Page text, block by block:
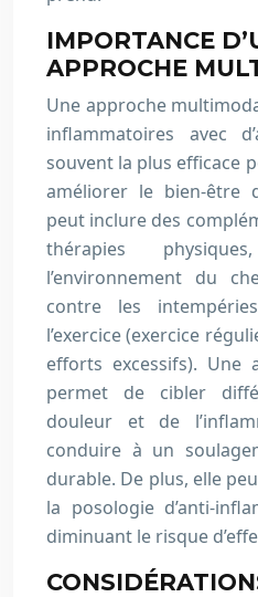
IMPORTANCE
APPROCHE
Une approche
inflammatoires avec
souvent la plus efficace
améliorer le bien-être
peut inclure des
thérapies
l’environnement du
contre les
l’exercice (exercice
efforts excessifs). Une
permet de cibler
douleur et de
conduire à un
durable. De plus, elle
la posologie d’anti-
diminuant le risque